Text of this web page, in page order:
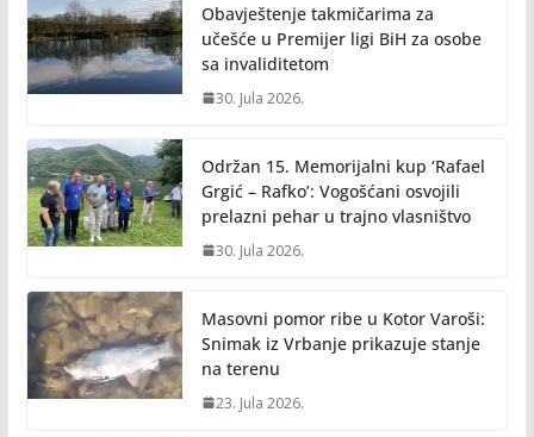
Obavještenje takmičarima za
učešće u Premijer ligi BiH za osobe
sa invaliditetom
30. Jula 2026.
Održan 15. Memorijalni kup ‘Rafael
Grgić – Rafko’: Vogošćani osvojili
prelazni pehar u trajno vlasništvo
30. Jula 2026.
Masovni pomor ribe u Kotor Varoši:
Snimak iz Vrbanje prikazuje stanje
na terenu
23. Jula 2026.